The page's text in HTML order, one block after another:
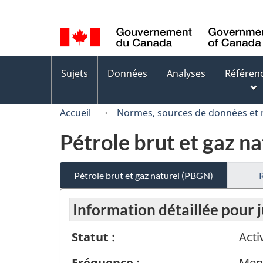
de
la
langue
des
Sujets Données Analyses
Accueil Normes, sources de données et
Pétrole brut et gaz
Pétrole brut et gaz naturel (PBGN)
Information détaillée pour
Statut :